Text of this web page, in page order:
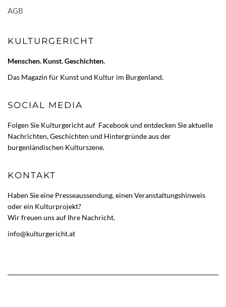
AGB
KULTURGERICHT
Menschen. Kunst. Geschichten.
Das Magazin für Kunst und Kultur im Burgenland.
SOCIAL MEDIA
Folgen Sie Kulturgericht auf Facebookund entdecken Sie aktuelle
Nachrichten, Geschichten und Hintergründe aus der
burgenländischen Kulturszene.
KONTAKT
Haben Sie eine Presseaussendung, einen Veranstaltungshinweis
oder ein Kulturprojekt?
Wir freuen uns auf Ihre Nachricht.
info@kulturgericht.at